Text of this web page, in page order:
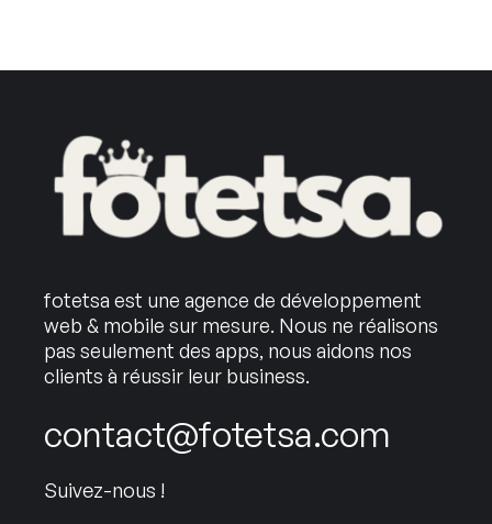
fotetsa est une agence de développement
web & mobile sur mesure. Nous ne réalisons
pas seulement des apps, nous aidons nos
clients à réussir leur business.
contact@fotetsa.com
Suivez-nous !